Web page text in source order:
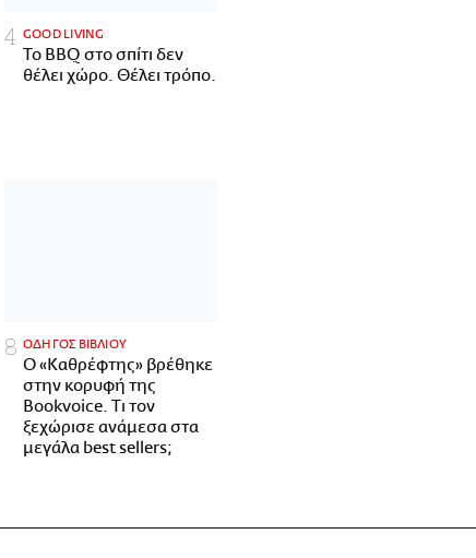
GOOD LIVING
Το BBQ στο σπίτι δεν
θέλει χώρο. Θέλει τρόπο.
ΟΔΗΓΟΣ ΒΙΒΛΙΟΥ
Ο «Καθρέφτης» βρέθηκε
στην κορυφή της
Bookvoice. Τι τον
ξεχώρισε ανάμεσα στα
μεγάλα best sellers;